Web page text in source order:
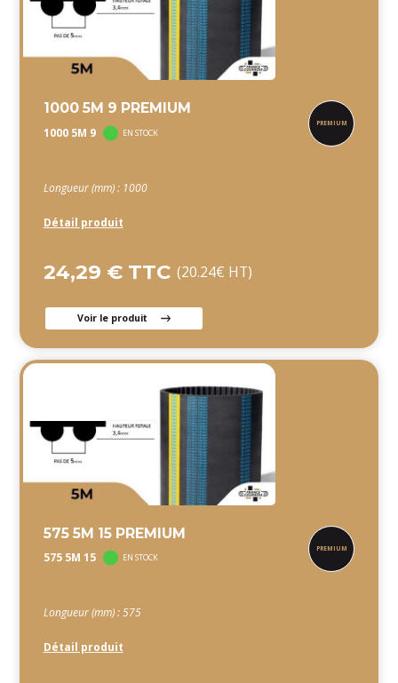
1000 5M 9 PREMIUM
1000 5M 9 EN STOCK
Longueur (mm) : 1000
Détail produit
24,29 € TTC (20.24€ HT)
Voir le produit
575 5M 15 PREMIUM
575 5M 15 EN STOCK
Longueur (mm) : 575
Détail produit